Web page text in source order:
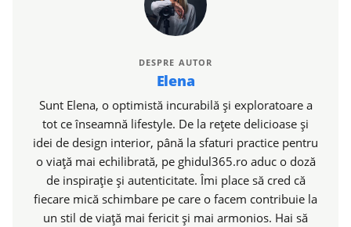
DESPRE AUTOR
Elena
Sunt Elena, o optimistă incurabilă și exploratoare a
tot ce înseamnă lifestyle. De la rețete delicioase și
idei de design interior, până la sfaturi practice pentru
o viață mai echilibrată, pe ghidul365.ro aduc o doză
de inspirație și autenticitate. Îmi place să cred că
fiecare mică schimbare pe care o facem contribuie la
un stil de viață mai fericit și mai armonios. Hai să